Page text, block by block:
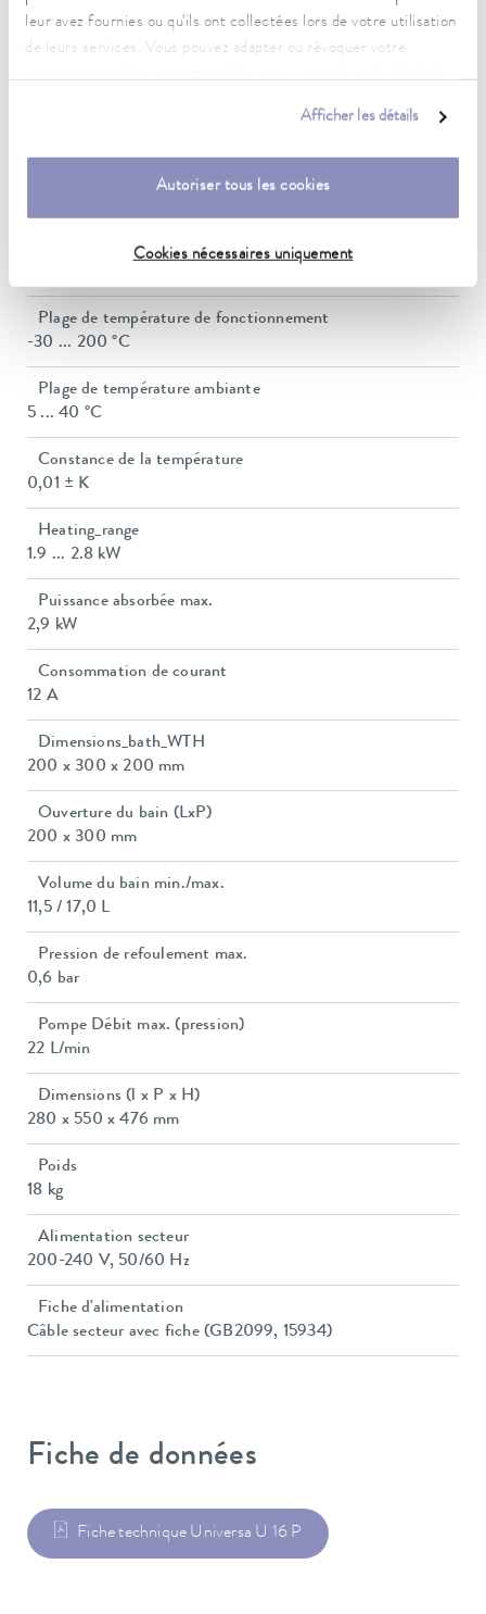
leur avez fournies ou qu'ils ont collectées lors de votre utilisation
de leurs services. Vous pouvez adapter ou révoquer votre
Afficher les détails
Autoriser tous les cookies
Cookies nécessaires uniquement
Caractéristiques techniques
(selon DIN 12876)
Plage de température de fonctionnement
refroidissement à l'eau
Plage de température de fonctionnement
-30 ... 200 °C
Plage de température ambiante
5 ... 40 °C
Constance de la température
0,01 ± K
Heating_range
1.9 ... 2.8 kW
Puissance absorbée max.
2,9 kW
Consommation de courant
12 A
Dimensions_bath_WTH
200 x 300 x 200 mm
Ouverture du bain (LxP)
200 x 300 mm
Volume du bain min./max.
11,5 / 17,0 L
Pression de refoulement max.
0,6 bar
Pompe Débit max. (pression)
22 L/min
Dimensions (l x P x H)
280 x 550 x 476 mm
Poids
18 kg
Alimentation secteur
200-240 V, 50/60 Hz
Fiche d'alimentation
Câble secteur avec fiche (GB2099, 15934)
Fiche de données
Fiche technique Universa U 16 P